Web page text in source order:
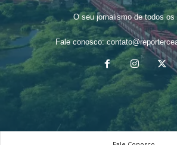
O seu jornalismo de todos os
Fale conosco: